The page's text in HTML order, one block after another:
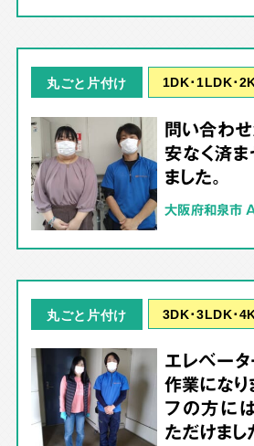
丸ごと片付け 1DK･1LDK･
問い合わ
安なく済
ました。
大阪府和泉市
丸ごと片付け 3DK･3LDK･
エレベー
作業になり
フの方に
ただけまし